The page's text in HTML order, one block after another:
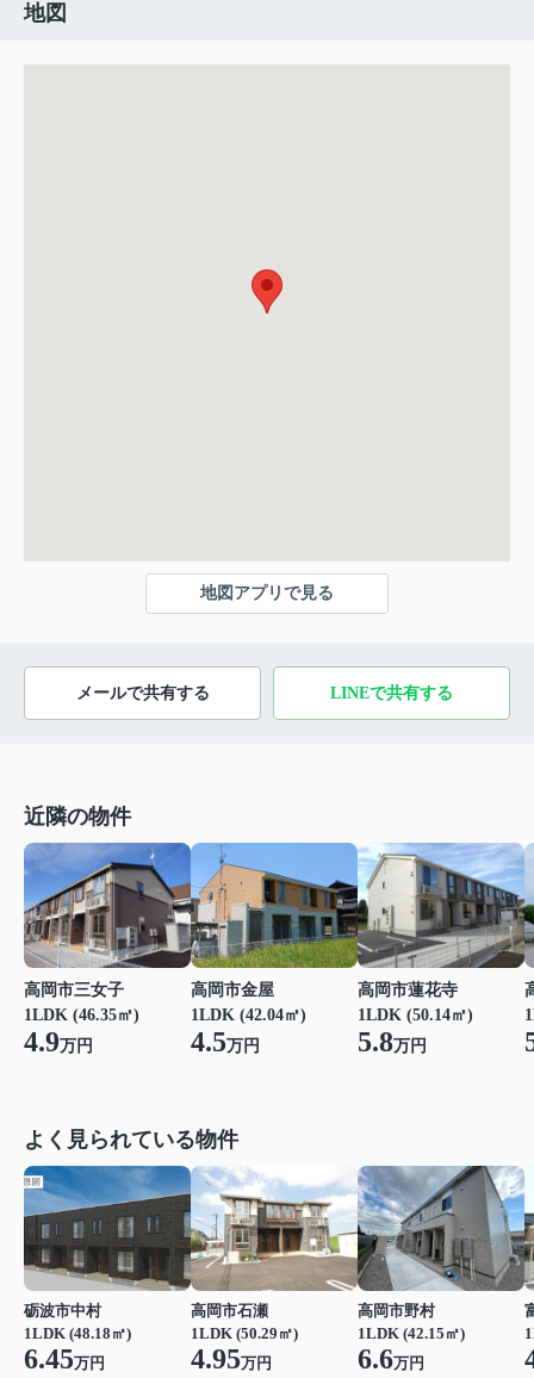
地図
地図アプリで見る
メールで共有する LINEで共有する
近隣の物件
高岡市三女子
1LDK (46.35㎡)
4.9万円
高岡市金屋
1LDK (42.04㎡)
4.5万円
高岡市蓮花寺
1LDK (50.14㎡)
5.8万円
よく見られている物件
砺波市中村
1LDK (48.18㎡)
6.45万円
高岡市石瀬
1LDK (50.29㎡)
4.95万円
高岡市野村
1LDK (42.15㎡)
6.6万円